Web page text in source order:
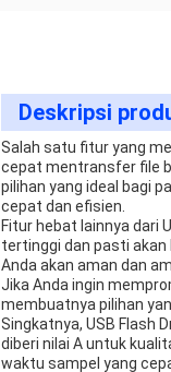
Deskripsi
Salah satu fitur yang
cepat mentransfer file
pilihan yang ideal bagi
cepat dan efisien.
Fitur hebat lainnya dari
tertinggi dan pasti
Anda akan aman dan
Jika Anda ingin
membuatnya pilihan
Singkatnya, USB Flash
diberi nilai A untuk
waktu sampel yang